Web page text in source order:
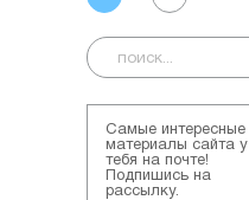
Самые интересные
материалы сайта у
тебя на почте!
Подпишись на
рассылку.